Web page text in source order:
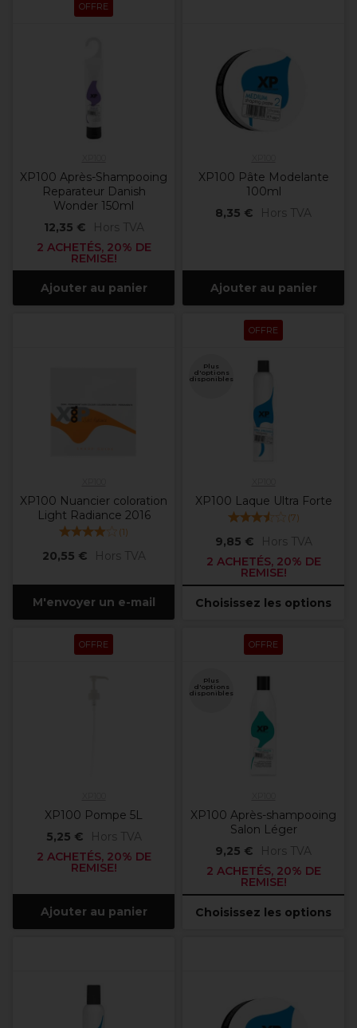
OFFRE
XP100 Après-Shampooing
Reparateur Danish
Wonder 150ml
12,35 €
Hors TVA
2 ACHETÉS, 20% DE
REMISE!
Ajouter au panier
XP100 Pâte Modelante
100ml
8,35 €
Hors TVA
Ajouter au panier
XP100 Nuancier coloration
Light Radiance 2016
(1)
20,55 € Hors TVA
M'envoyer un e-mail
OFFRE
Plus
d'options
disponibles
XP100 Laque Ultra Forte
(7)
9,85 €
Hors TVA
2 ACHETÉS, 20% DE
REMISE!
Choisissez les options
OFFRE
XP100 Pompe 5L
5,25 €
Hors TVA
2 ACHETÉS, 20% DE
REMISE!
Ajouter au panier
OFFRE
Plus
d'options
disponibles
XP100 Après-shampooing
Salon Léger
9,25 €
Hors TVA
2 ACHETÉS, 20% DE
REMISE!
Choisissez les options